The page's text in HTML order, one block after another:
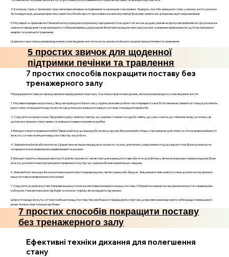
4. Контроль стресу: Хронічний стрес негативно впливає на травлення та загальний стан печінки. Знайдіть способи зменшити стрес у своєму житті: це може
бути медитація, дихальні практики, заняття хобі або просто прогулянки на свіжому повітрі. Важливо знайти час для релаксації та відновлення.
5. Регулярність прийомів їжі: Намагайтеся дотримуватися режиму харчування, їсти в один і той же час щодня, уникаючи пропусків прийомів їжі. Це допоможе
уникнути переїдання та підтримувати стабільний рівень цукру в крові. Включайте в раціон легкі закуски між основними прийомами їжі, щоб підтримувати
енергію та полегшити травлення.
Ці звички є простими для впровадження у повсякденне життя і можуть значно поліпшити здоров'я вашої печінки та травлення.
5 простих звичок для щоденної
підтримки печінки та травлення
7 простих способів покращити поставу без
тренажерного залу
Покращення постави не завжди вимагає відвідування спортзалу. Ось кілька практичних рішень, які можна впровадити у повсякденне життя:
1. Регулярні перерви на розтяжку. Якщо ви проводите багато часу сидячи, важливо робити часті перерви. Кожні 30-60 хвилин вставайте зі стільця, розтягніть
руки і спину, попрацюйте над гнучкістю. Це допоможе зменшити напругу у м'язах і покращити кровообіг.
2. Слідкуйте за своєю позою. Приділяйте увагу своїй поставі під час сидіння, стояння та ходьби. Уявіть, що у вас є нитка, що тягне вас вгору за голову. Це
допоможе тримати спину прямо та зменшити навантаження на хребет.
3. Використовуйте правильні меблі. Переконайтеся, що ваше робоче місце зручне. Ергономічний стілець з підтримкою для спини та стіл на правильній висоті
можуть суттєво поліпшити вашу поставу під час роботи.
4. Займайтеся йогой або пілатесом. Ці практики не лише покращують гнучкість та силу, але й вчать усвідомленості щодо вашого тіла. Вони допоможуть
зосередитися на правильному вирівнюванні та диханні.
5. Використовуйте спеціальні пристрої. Є різні інструменти, такі як пояс для корекції постави або м'яч для фітнесу, які можна використовувати вдома. Вони
можуть допомогти вам підтримувати правильну позу під час сидіння або виконання інших завдань.
6. Зміцнюйте м'язи кора. Ви можете виконувати прості вправи вдома, такі як планка або бриджі. Зміцнення м'язів живота і спини допоможе підтримати
вашу поставу в правильному положенні.
7. Слідкуйте за своїм взуттям. Неправильне взуття може негативно впливати на вашу поставу. Обирайте комфортне, підтримуюче взуття з правильним
каблуком. Уникайте високих підборів та плоских туфель, які не надають підтримки.
Ці прості поради можуть суттєво поліпшити вашу поставу без необхідності відвідувати спортзал, дозволяючи вам відчувати себе краще і зменшувати
ризик болю в спині та інших проблем.
7 простих способів покращити поставу
без тренажерного залу
Ефективні техніки дихання для полегшення
стану